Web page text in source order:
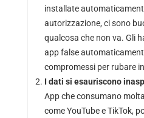
installate
autorizzazione, ci sono
qualcosa che non va. Gli
app false
compromessi per rubare
I dati si esauriscono
App che consumano
come YouTube e TikTok,